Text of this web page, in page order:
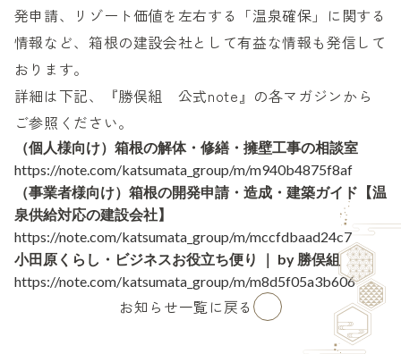
発申請、リゾート価値を左右する「温泉確保」に関する
情報など、箱根の建設会社として有益な情報も発信して
おります。
詳細は下記、『勝俣組 公式note』の各マガジンから
ご参照ください。
（個人様向け）箱根の解体・修繕・擁壁工事の相談室
https://note.com/katsumata_group/m/m940b4875f8af
（事業者様向け）箱根の開発申請・造成・建築ガイド【温
泉供給対応の建設会社】
https://note.com/katsumata_group/m/mccfdbaad24c7
小田原くらし・ビジネスお役立ち便り ｜ by 勝俣組
https://note.com/katsumata_group/m/m8d5f05a3b606
お知らせ一覧に戻る